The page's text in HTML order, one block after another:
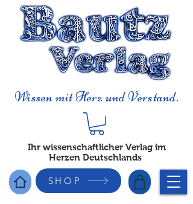
Wissen mit Herz und Verstand.
Ihr wissenschaftlicher Verlag im
Herzen Deutschlands
SHOP